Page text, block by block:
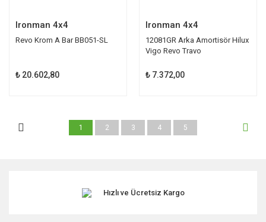
Ironman 4x4
Revo Krom A Bar BB051-SL
₺ 20.602,80
Ironman 4x4
12081GR Arka Amortisör Hilux
Vigo Revo Travo
₺ 7.372,00
1 2 3 4 5
Hızlı ve Ücretsiz Kargo